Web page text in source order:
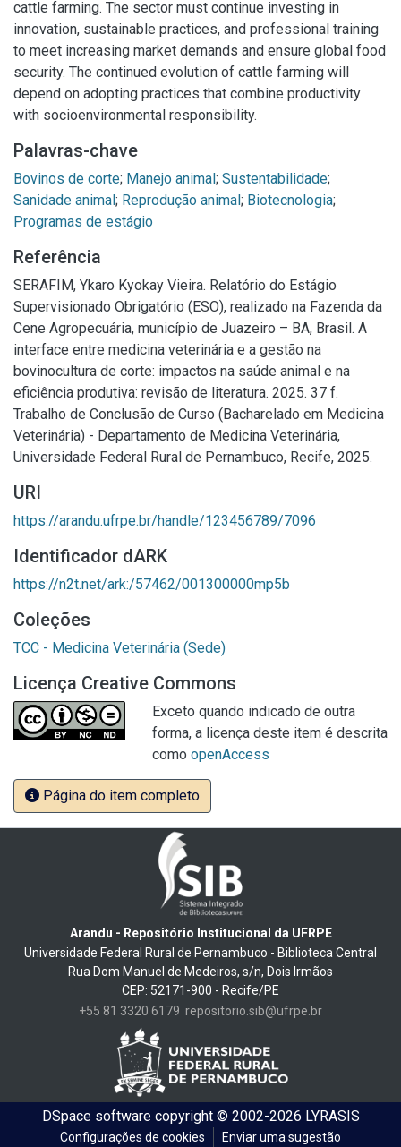
cattle farming. The sector must continue investing in
innovation, sustainable practices, and professional training
to meet increasing market demands and ensure global food
security. The continued evolution of cattle farming will
depend on adopting practices that combine productivity
with socioenvironmental responsibility.
Palavras-chave
Bovinos de corte; Manejo animal; Sustentabilidade;
Sanidade animal; Reprodução animal; Biotecnologia;
Programas de estágio
Referência
SERAFIM, Ykaro Kyokay Vieira. Relatório do Estágio
Supervisionado Obrigatório (ESO), realizado na Fazenda da
Cene Agropecuária, município de Juazeiro – BA, Brasil. A
interface entre medicina veterinária e a gestão na
bovinocultura de corte: impactos na saúde animal e na
eficiência produtiva: revisão de literatura. 2025. 37 f.
Trabalho de Conclusão de Curso (Bacharelado em Medicina
Veterinária) - Departamento de Medicina Veterinária,
Universidade Federal Rural de Pernambuco, Recife, 2025.
URI
https://arandu.ufrpe.br/handle/123456789/7096
Identificador dARK
https://n2t.net/ark:/57462/001300000mp5b
Coleções
TCC - Medicina Veterinária (Sede)
Licença Creative Commons
Exceto quando indicado de outra
forma, a licença deste item é descrita
como openAccess
Página do item completo
Arandu - Repositório Institucional da UFRPE
Universidade Federal Rural de Pernambuco - Biblioteca Central
Rua Dom Manuel de Medeiros, s/n, Dois Irmãos
CEP: 52171-900 - Recife/PE
+55 81 3320 6179 repositorio.sib@ufrpe.br
DSpace softwarecopyright © 2002-2026 LYRASIS
Configurações de cookies Enviar uma sugestão